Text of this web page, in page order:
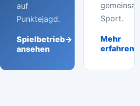
auf
Punktejagd.
Spielbetrieb
ansehen
→
Sport.
Mehr
erfahren